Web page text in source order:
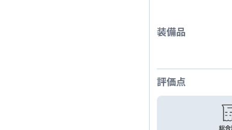
装備品
評価点